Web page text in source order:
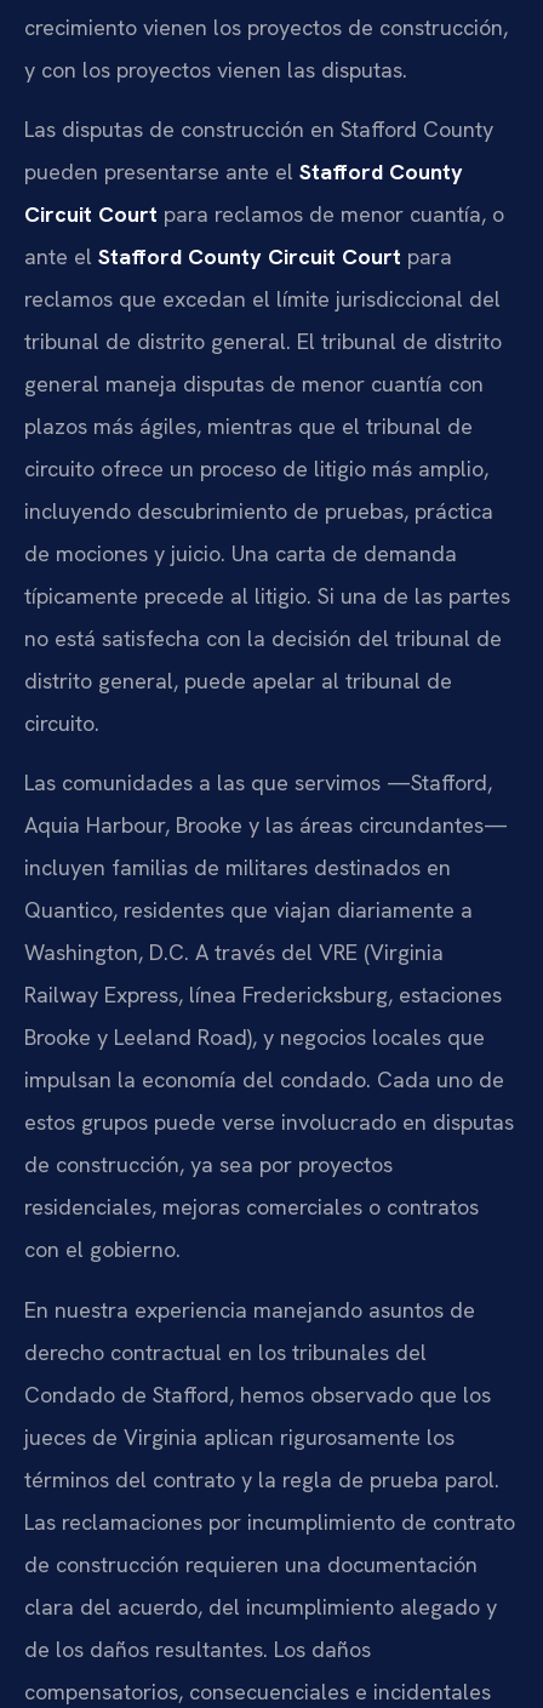
crecimiento vienen los proyectos de construcción,
y con los proyectos vienen las disputas.
Las disputas de construcción en Stafford County
pueden presentarse ante el Stafford County
Circuit Court para reclamos de menor cuantía, o
ante el Stafford County Circuit Court para
reclamos que excedan el límite jurisdiccional del
tribunal de distrito general. El tribunal de distrito
general maneja disputas de menor cuantía con
plazos más ágiles, mientras que el tribunal de
circuito ofrece un proceso de litigio más amplio,
incluyendo descubrimiento de pruebas, práctica
de mociones y juicio. Una carta de demanda
típicamente precede al litigio. Si una de las partes
no está satisfecha con la decisión del tribunal de
distrito general, puede apelar al tribunal de
circuito.
Las comunidades a las que servimos —Stafford,
Aquia Harbour, Brooke y las áreas circundantes—
incluyen familias de militares destinados en
Quantico, residentes que viajan diariamente a
Washington, D.C. A través del VRE (Virginia
Railway Express, línea Fredericksburg, estaciones
Brooke y Leeland Road), y negocios locales que
impulsan la economía del condado. Cada uno de
estos grupos puede verse involucrado en disputas
de construcción, ya sea por proyectos
residenciales, mejoras comerciales o contratos
con el gobierno.
En nuestra experiencia manejando asuntos de
derecho contractual en los tribunales del
Condado de Stafford, hemos observado que los
jueces de Virginia aplican rigurosamente los
términos del contrato y la regla de prueba parol.
Las reclamaciones por incumplimiento de contrato
de construcción requieren una documentación
clara del acuerdo, del incumplimiento alegado y
de los daños resultantes. Los daños
compensatorios, consecuenciales e incidentales